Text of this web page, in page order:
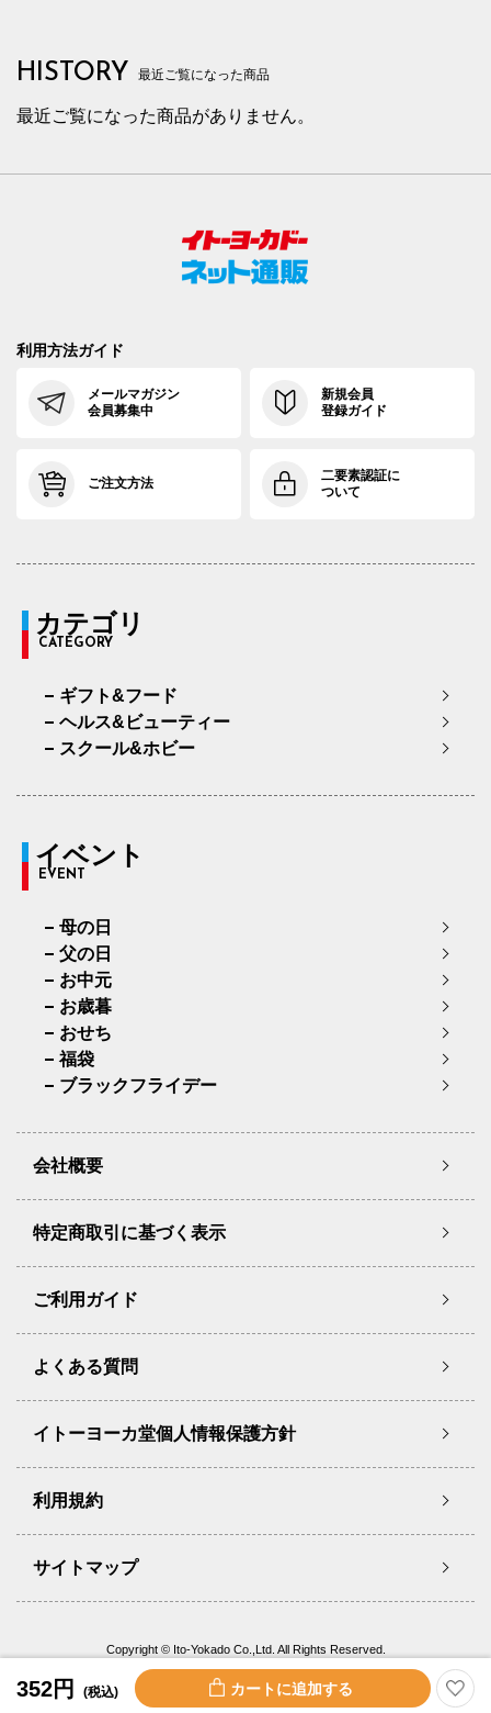
352円 (税込)
HISTORY 最近ご覧になった商品
最近ご覧になった商品がありません。
利用方法ガイド
メールマガジン
会員募集中
新規会員
登録ガイド
ご注文方法
二要素認証に
ついて
カテゴリ
CATEGORY
ギフト&フード
ヘルス&ビューティー
スクール&ホビー
イベント
EVENT
母の日
父の日
お中元
お歳暮
おせち
福袋
ブラックフライデー
会社概要
特定商取引に基づく表示
ご利用ガイド
よくある質問
イトーヨーカ堂個人情報保護方針
利用規約
サイトマップ
Copyright © Ito-Yokado Co.,Ltd. All Rights Reserved.